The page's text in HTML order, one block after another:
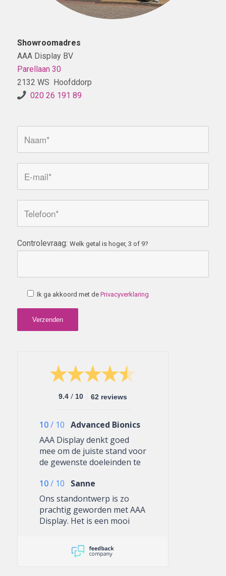
Showroomadres
AAA Display BV
Parellaan 30
2132 WS Hoofddorp
020 26 191 89
Controlevraag: Welk getal is hoger, 3 of 9?
Ik ga akkoord met de Privacyverklaring
9.4 / 10 62 reviews
10 / 10 Advanced Bionics
AAA Display denkt goed
mee om de juiste stand voor
de gewenste doeleinden te
10 / 10
Sanne
Ons standontwerp is zo
prachtig geworden met AAA
Display. Het is een mooi
top uit. De banners kunnen
we goed zelf opzetten voor